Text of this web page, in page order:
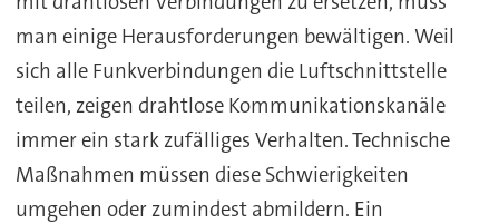
man einige Herausforderungen bewältigen. Weil
sich alle Funkverbindungen die Luftschnittstelle
teilen, zeigen drahtlose Kommunikationskanäle
immer ein stark zufälliges Verhalten. Technische
Maßnahmen müssen diese Schwierigkeiten
umgehen oder zumindest abmildern. Ein